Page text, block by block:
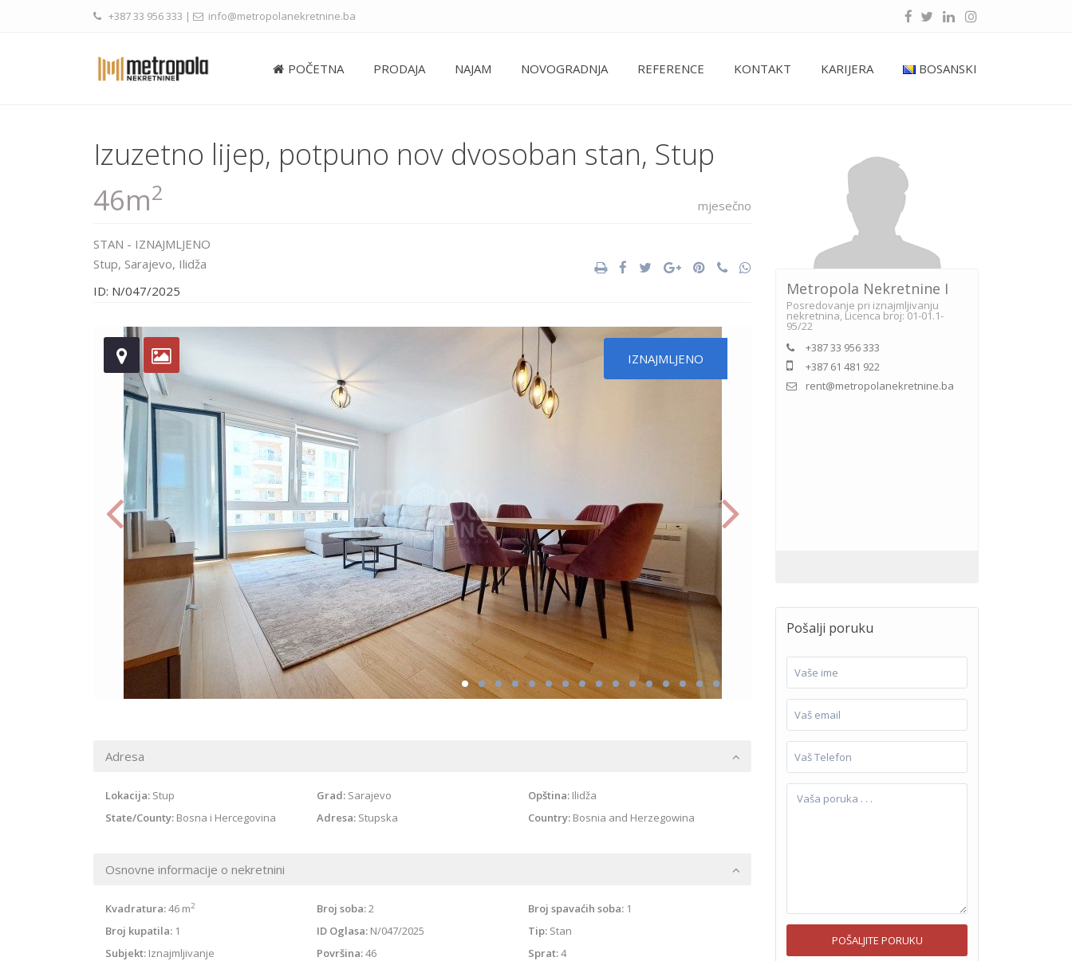
+387 33 956 333 | info@metropolanekretnine.ba
POČETNA PRODAJA NAJAM NOVOGRADNJA REFERENCE KONTAKT KARIJERA BOSANSKI
Izuzetno lijep, potpuno nov dvosoban stan, Stup
46m2 mjesečno
STAN - IZNAJMLJENO
Stup, Sarajevo, Ilidža
ID: N/047/2025
IZNAJMLJENO
Adresa
Lokacija: Stup Grad: Sarajevo Opština: Ilidža
State/County: Bosna i Hercegovina Adresa:Stupska Country:Bosnia and Herzegowina
Osnovne informacije o nekretnini
Kvadratura:46 m2 Broj soba:2 Broj spavaćih soba:1
Broj kupatila: 1 ID Oglasa:N/047/2025 Tip:Stan
Subjekt: Iznajmljivanje Površina:46 Sprat:4
Metropola Nekretnine I
Posredovanje pri iznajmljivanju
nekretnina, Licenca broj: 01-01.1-
95/22
+387 33 956 333
+387 61 481 922
rent@metropolanekretnine.ba
Pošalji poruku